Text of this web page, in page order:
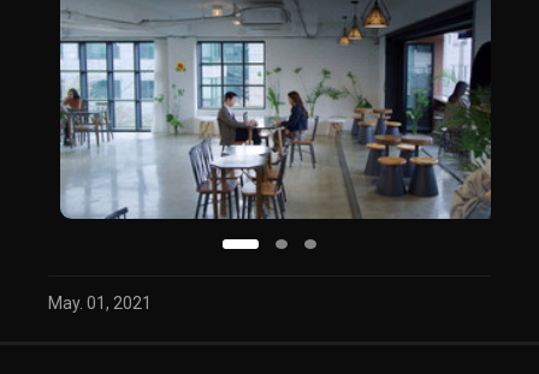
May. 01, 2021